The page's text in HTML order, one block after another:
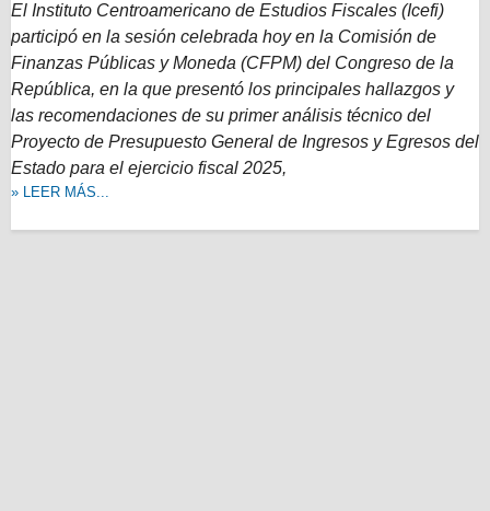
El Instituto Centroamericano de Estudios Fiscales (Icefi)
participó en la sesión celebrada hoy en la Comisión de
Finanzas Públicas y Moneda (CFPM) del Congreso de la
República, en la que presentó los principales hallazgos y
las recomendaciones de su primer análisis técnico del
Proyecto de Presupuesto General de Ingresos y Egresos del
Estado para el ejercicio fiscal 2025,
» LEER MÁS...